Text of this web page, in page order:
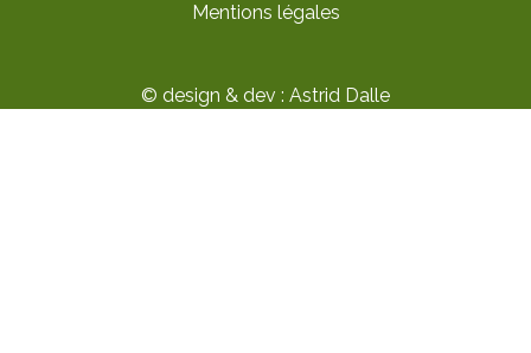
Mentions légales
© design & dev : Astrid Dalle